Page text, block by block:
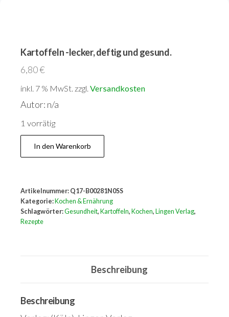
Kartoffeln -lecker, deftig und gesund.
6,80€
inkl. 7 % MwSt. zzgl. Versandkosten
Autor: n/a
1 vorrätig
Kartoffeln
-
und
gesund.
Menge
In den Warenkorb
Artikelnummer: Q17-B00281N0SS
Kategorie: Kochen & Ernährung
Schlagwörter:Gesundheit, Kartoffeln, Kochen, Lingen Verlag,
Rezepte
Beschreibung
Beschreibung